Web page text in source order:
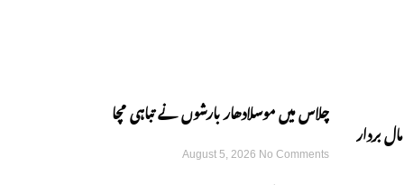
بردار
چلاس میں موسلادھار بارشوں نے تباہی مچا
دی، مختلف حادثات میں 6 افراد جان سےAugust 5, 2026 No Comments